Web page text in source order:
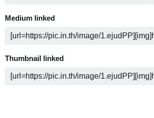
Medium linked
Thumbnail linked